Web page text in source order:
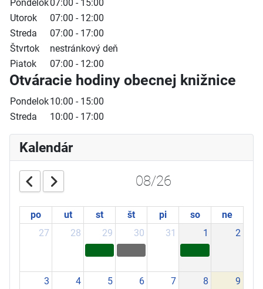
Pondelok07:00 - 15:00
Utorok
07:00 - 12:00
Streda
07:00 - 17:00
Štvrtok
nestránkový deň
Piatok
07:00 - 12:00
Otváracie hodiny obecnej knižnice
Pondelok10:00 - 15:00
Streda
10:00 - 17:00
Kalendár
08/26
po ut st št pi so
ne
27
28 29 30 31 1 2
3 4 5 6 7 8 9